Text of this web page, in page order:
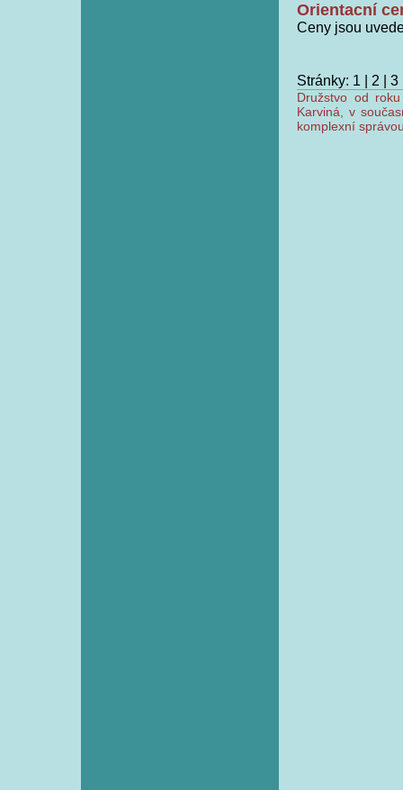
Orientacní
Ceny jsou
Stránky: 1 2 3
Družstvo od
Karviná, v
komplexní